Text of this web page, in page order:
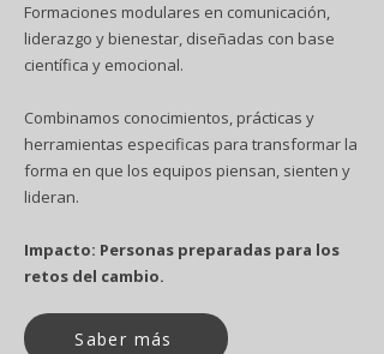
Formaciones modulares en comunicación,
liderazgo y bienestar, diseñadas con base
científica y emocional.
Combinamos conocimientos, prácticas y
herramientas especificas para transformar la
forma en que los equipos piensan, sienten y
lideran.
Impacto: Personas preparadas para los
retos del cambio.
Saber más